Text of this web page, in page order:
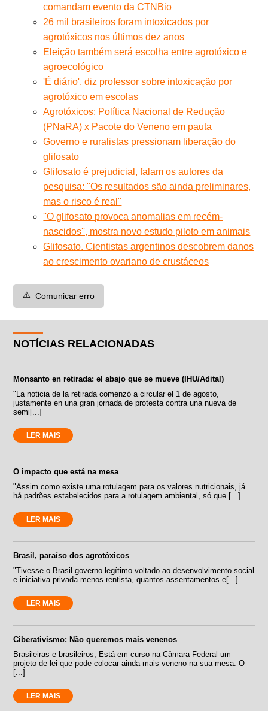
comandam evento da CTNBio
26 mil brasileiros foram intoxicados por
agrotóxicos nos últimos dez anos
Eleição também será escolha entre agrotóxico e
agroecológico
'É diário', diz professor sobre intoxicação por
agrotóxico em escolas
Agrotóxicos: Política Nacional de Redução
(PNaRA) x Pacote do Veneno em pauta
Governo e ruralistas pressionam liberação do
glifosato
Glifosato é prejudicial, falam os autores da
pesquisa: "Os resultados são ainda preliminares,
mas o risco é real"
''O glifosato provoca anomalias em recém-
nascidos'', mostra novo estudo piloto em animais
Glifosato. Cientistas argentinos descobrem danos
ao crescimento ovariano de crustáceos
⚠️ Comunicar erro
NOTÍCIAS RELACIONADAS
Monsanto en retirada: el abajo que se mueve (IHU/Adital)
"La noticia de la retirada comenzó a circular el 1 de agosto,
justamente en una gran jornada de protesta contra una nueva de
semi[...]
LER MAIS
O impacto que está na mesa
"Assim como existe uma rotulagem para os valores nutricionais, já
há padrões estabelecidos para a rotulagem ambiental, só que [...]
LER MAIS
Brasil, paraíso dos agrotóxicos
"Tivesse o Brasil governo legítimo voltado ao desenvolvimento social
e iniciativa privada menos rentista, quantos assentamentos e[...]
LER MAIS
Ciberativismo: Não queremos mais venenos
Brasileiras e brasileiros, Está em curso na Câmara Federal um
projeto de lei que pode colocar ainda mais veneno na sua mesa. O
[...]
LER MAIS